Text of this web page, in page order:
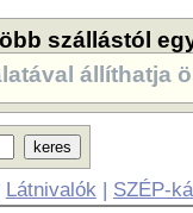
szállástól
állíthatja
Látnivalók | SZÉP-